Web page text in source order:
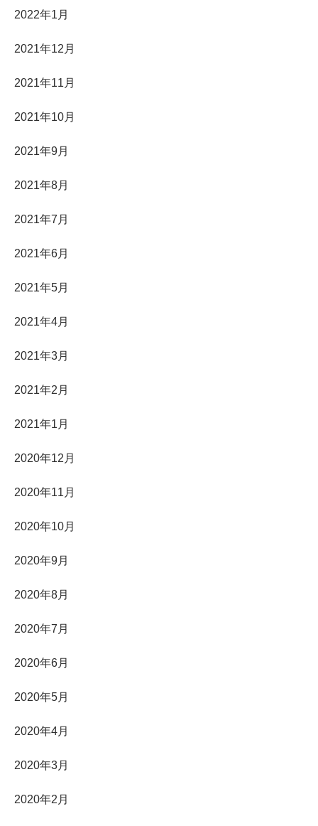
2022年1月
2021年12月
2021年11月
2021年10月
2021年9月
2021年8月
2021年7月
2021年6月
2021年5月
2021年4月
2021年3月
2021年2月
2021年1月
2020年12月
2020年11月
2020年10月
2020年9月
2020年8月
2020年7月
2020年6月
2020年5月
2020年4月
2020年3月
2020年2月